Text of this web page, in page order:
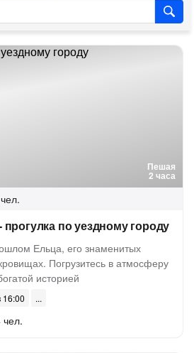
Пешая
2 часа
прогулка по уездному городу
Ельца, его знаменитых
Погрузитесь в атмосферу
историей
16:00